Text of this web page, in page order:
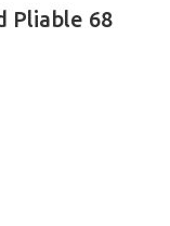
Pliable 68